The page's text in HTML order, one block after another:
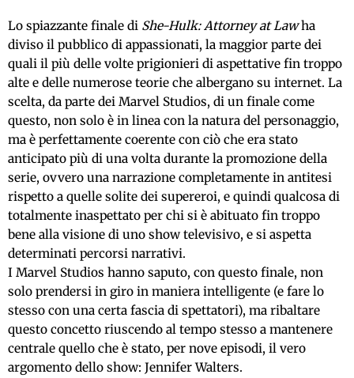
Lo spiazzante finale di She-Hulk: Attorney at Lawha
diviso il pubblico di appassionati, la maggior parte dei
quali il più delle volte prigionieri di aspettative fin troppo
alte e delle numerose teorie che albergano su internet. La
scelta, da parte dei Marvel Studios, di un finale come
questo, non solo è in linea con la natura del personaggio,
ma è perfettamente coerente con ciò che era stato
anticipato più di una volta durante la promozione della
serie, ovvero una narrazione completamente in antitesi
rispetto a quelle solite dei supereroi, e quindi qualcosa di
totalmente inaspettato per chi si è abituato fin troppo
bene alla visione di uno show televisivo, e si aspetta
determinati percorsi narrativi.
I Marvel Studios hanno saputo, con questo finale, non
solo prendersi in giro in maniera intelligente (e fare lo
stesso con una certa fascia di spettatori), ma ribaltare
questo concetto riuscendo al tempo stesso a mantenere
centrale quello che è stato, per nove episodi, il vero
argomento dello show: Jennifer Walters.